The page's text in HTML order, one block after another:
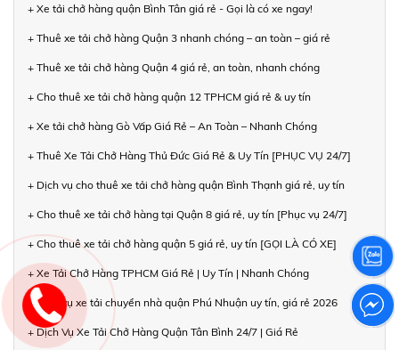
+ Xe tải chở hàng quận Bình Tân giá rẻ - Gọi là có xe ngay!
+ Thuê xe tải chở hàng Quận 3 nhanh chóng – an toàn – giá rẻ
+ Thuê xe tải chở hàng Quận 4 giá rẻ, an toàn, nhanh chóng
+ Cho thuê xe tải chở hàng quận 12 TPHCM giá rẻ & uy tín
+ Xe tải chở hàng Gò Vấp Giá Rẻ – An Toàn – Nhanh Chóng
+ Thuê Xe Tải Chở Hàng Thủ Đức Giá Rẻ & Uy Tín [PHỤC VỤ 24/7]
+ Dịch vụ cho thuê xe tải chở hàng quận Bình Thạnh giá rẻ, uy tín
+ Cho thuê xe tải chở hàng tại Quận 8 giá rẻ, uy tín [Phục vụ 24/7]
+ Cho thuê xe tải chở hàng quận 5 giá rẻ, uy tín [GỌI LÀ CÓ XE]
+ Xe Tải Chở Hàng TPHCM Giá Rẻ | Uy Tín | Nhanh Chóng
+ Dịch vụ xe tải chuyển nhà quận Phú Nhuận uy tín, giá rẻ 2026
+ Dịch Vụ Xe Tải Chở Hàng Quận Tân Bình 24/7 | Giá Rẻ